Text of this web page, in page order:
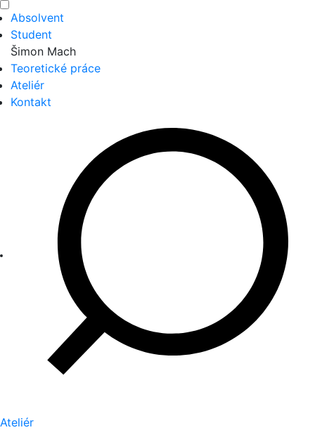
Absolvent
Student
Šimon Mach
Teoretické práce
Ateliér
Kontakt
Ateliér